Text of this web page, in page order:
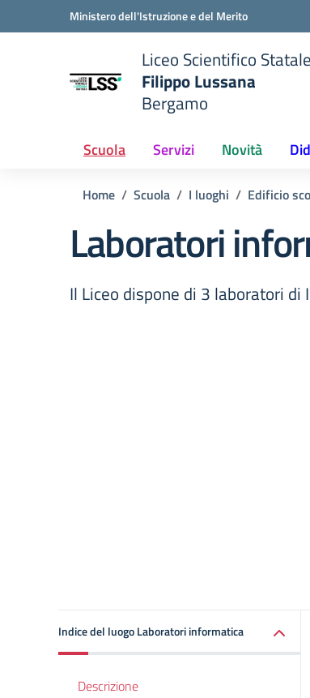
Vai ai contenuti
Vai al menu di navigazioneMinistero dell'Istruzione e del Merito
Liceo Scientifico Statale
Filippo Lussana
Bergamo
Scuola Servizi Novità
Home Scuola I luoghi Edificio
Laboratori
Il Liceo dispone di 3 laboratori di
Indice del luogo Laboratori informatica
Descrizione